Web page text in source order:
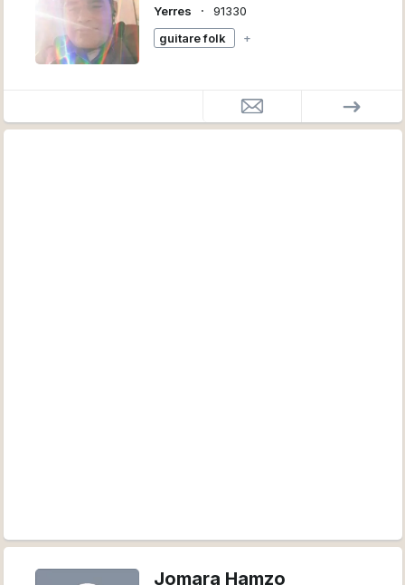
Yerres
∙
91330
guitare folk
+
Jomara Hamzo